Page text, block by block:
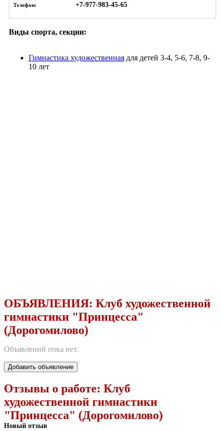
Телефон: +7-977-983-45-65
Виды спорта, секции:
Гимнастика художественная для детей 3-4, 5-6, 7-8, 9-
10 лет
ОБЪЯВЛЕНИЯ: Клуб художественной
гимнастики "Принцесса"
(Дорогомилово)
Объявлений пока нет.
Добавить объявление
Отзывы о работе: Клуб
художественной гимнастики
"Принцесса" (Дорогомилово)
Новый отзыв